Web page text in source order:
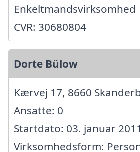
Enkeltmandsvirksomhed
CVR: 30680804
Dorte Bülow
Kærvej 17, 8660
Ansatte: 0
Startdato: 03. januar
Virksomhedsform: